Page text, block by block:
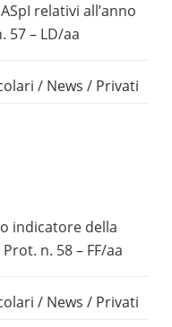
relativi all’anno
57 – LD/aa
/ News / Privati
indicatore della
n. 58 – FF/aa
/ News / Privati